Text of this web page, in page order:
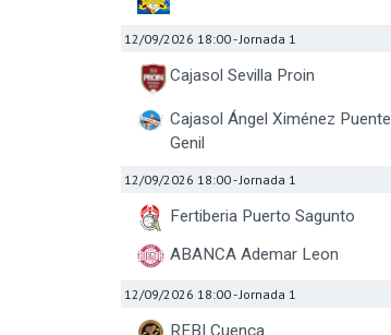
12/09/2026 18:00- Jornada 1
Cajasol Sevilla Proin
Cajasol Ángel Ximénez Puente
Genil
12/09/2026 18:00- Jornada 1
Fertiberia Puerto Sagunto
ABANCA Ademar Leon
12/09/2026 18:00- Jornada 1
REBI Cuenca